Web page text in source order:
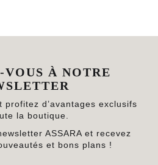
VOUS À NOTRE
profitez d’avantages exclusifs
la boutique.
ASSARA et recevez
et bons plans !